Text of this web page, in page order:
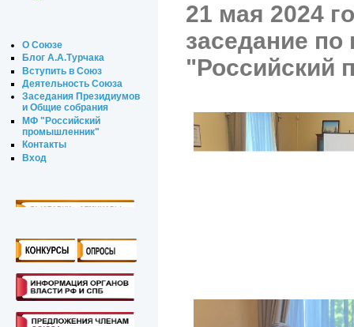
О Союзе
Блог А.А.Турчака
Вступить в Союз
Деятельность Союза
Заседания Президиумов
и Общие собрания
МФ "Российский
промышленник"
Контакты
Вход
21 мая 2024
заседание
"Российский